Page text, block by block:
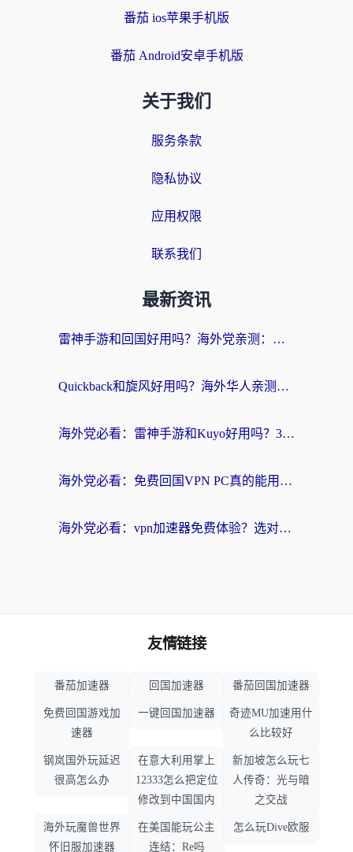
番茄 ios苹果手机版
番茄 Android安卓手机版
关于我们
服务条款
隐私协议
应用权限
联系我们
最新资讯
雷神手游和回国好用吗？海外党亲测：选对加速器才能无缝刷剧打游戏
Quickback和旋风好用吗？海外华人亲测：选对回国加速器才能无缝看央视5
海外党必看：雷神手游和Kuyo好用吗？3款回国加速器实测+避坑指南
海外党必看：免费回国VPN PC真的能用？附国内高速VPN选择全攻略
海外党必看：vpn加速器免费体验？选对回国加速器才能无缝刷国内剧玩国服
友情链接
番茄加速器 回国加速器 番茄回国加速器
免费回国游戏加
速器
一键回国加速器
奇迹MU加速用什
么比较好
钢岚国外玩延迟
很高怎么办
在意大利用掌上
12333怎么把定位
修改到中国国内
新加坡怎么玩七
人传奇：光与暗
之交战
海外玩魔兽世界
怀旧服加速器
在美国能玩公主
连结：Re吗
怎么玩Dive欧服